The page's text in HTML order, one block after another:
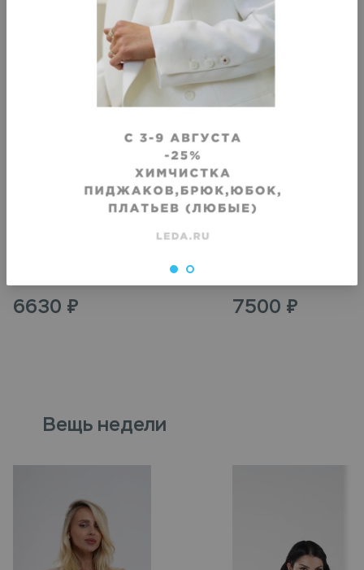
VIP
Химчистка дубленки на меху, до
6630 ₽
Химчистка дубленки
7500 ₽
Вещь недели